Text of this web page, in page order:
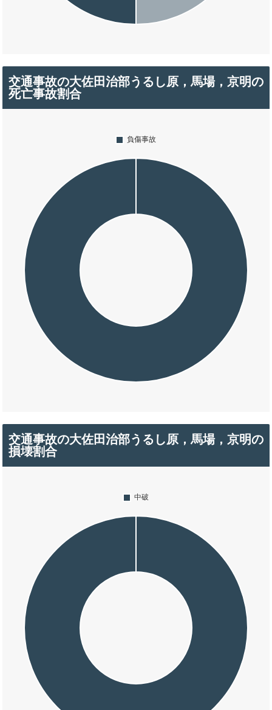
交通事故の大佐田治部うるし原，馬場，京明の
死亡事故割合
交通事故の大佐田治部うるし原，馬場，京明の
損壊割合